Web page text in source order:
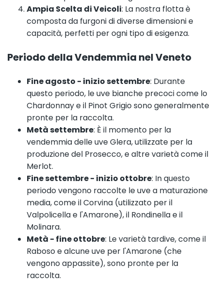
Ampia Scelta di Veicoli: La nostra flotta è
composta da furgoni di diverse dimensioni e
capacità, perfetti per ogni tipo di esigenza.
Periodo della Vendemmia nel Veneto
Fine agosto - inizio settembre: Durante
questo periodo, le uve bianche precoci come lo
Chardonnay e il Pinot Grigio sono generalmente
pronte per la raccolta.
Metà settembre: È il momento per la
vendemmia delle uve Glera, utilizzate per la
produzione del Prosecco, e altre varietà come il
Merlot.
Fine settembre - inizio ottobre: In questo
periodo vengono raccolte le uve a maturazione
media, come il Corvina (utilizzato per il
Valpolicella e l'Amarone), il Rondinella e il
Molinara.
Metà - fine ottobre: Le varietà tardive, come il
Raboso e alcune uve per l'Amarone (che
vengono appassite), sono pronte per la
raccolta.